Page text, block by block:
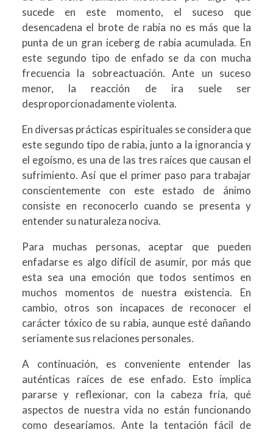
sucede en este momento, el suceso que
desencadena el brote de rabia no es más que la
punta de un gran iceberg de rabia acumulada. En
este segundo tipo de enfado se da con mucha
frecuencia la sobreactuación. Ante un suceso
menor, la reacción de ira suele ser
desproporcionadamente violenta.
En diversas prácticas espirituales se considera que
este segundo tipo de rabia, junto a la ignorancia y
el egoísmo, es una de las tres raíces que causan el
sufrimiento. Así que el primer paso para trabajar
conscientemente con este estado de ánimo
consiste en reconocerlo cuando se presenta y
entender su naturaleza nociva.
Para muchas personas, aceptar que pueden
enfadarse es algo difícil de asumir, por más que
esta sea una emoción que todos sentimos en
muchos momentos de nuestra existencia. En
cambio, otros son incapaces de reconocer el
carácter tóxico de su rabia, aunque esté dañando
seriamente sus relaciones personales.
A continuación, es conveniente entender las
auténticas raíces de ese enfado. Esto implica
pararse y reflexionar, con la cabeza fría, qué
aspectos de nuestra vida no están funcionando
como desearíamos. Ante la tentación fácil de